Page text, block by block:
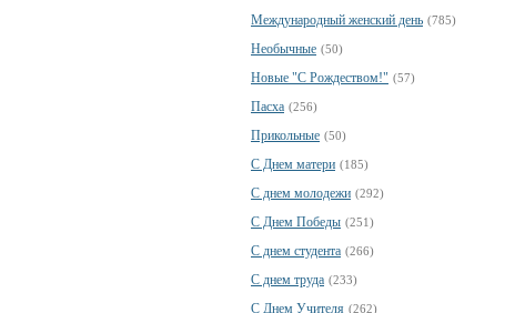
Международный женский день (785)
Необычные (50)
Новые "С Рождеством!" (57)
Пасха (256)
Прикольные (50)
С Днем матери (185)
С днем молодежи (292)
С Днем Победы (251)
С днем студента (266)
С днем труда (233)
С Днем Учителя (262)